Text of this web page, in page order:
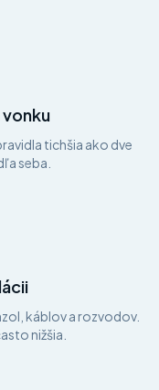
tichšia ako dve
seba.
káblov a rozvodov.
nižšia.